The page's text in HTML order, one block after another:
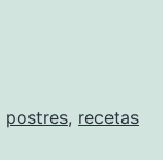
postres, recetas